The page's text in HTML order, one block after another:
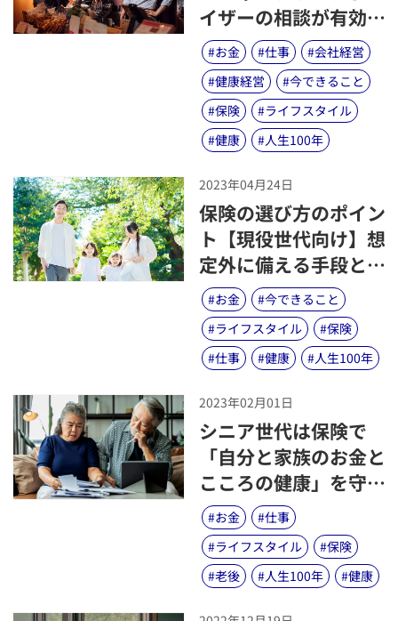
イザーの相談が有効！
～ライフマネジメント
®を通して起業の夢を
叶えた成功例とは？～
#お金 #仕事 #会社経営
#健康経営 #今できること
#保険 #ライフスタイル
#健康 #人生100年
2023年04月24日
​保険の選び方のポイン
ト【現役世代向け】想
定外に備える手段とし
ての意義と価値
#お金 #今できること
#ライフスタイル #保険
#仕事 #健康 #人生100年
2023年02月01日
​シニア世代は保険で
「自分と家族のお金と
こころの健康」を守れ
るか？
#お金 #仕事
#ライフスタイル #保険
#老後 #人生100年 #健康